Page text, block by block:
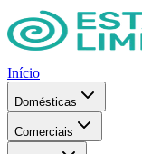
Início
Domésticas
Comerciais